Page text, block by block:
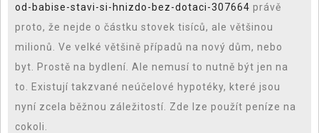
od-babise-stavi-si-hnizdo-bez-dotaci-307664 právě
proto, že nejde o částku stovek tisíců, ale většinou
milionů. Ve velké většině případů na nový dům, nebo
byt. Prostě na bydlení. Ale nemusí to nutně být jen na
to. Existují takzvané neúčelové hypotéky, které jsou
nyní zcela běžnou záležitostí. Zde lze použít peníze na
cokoli.